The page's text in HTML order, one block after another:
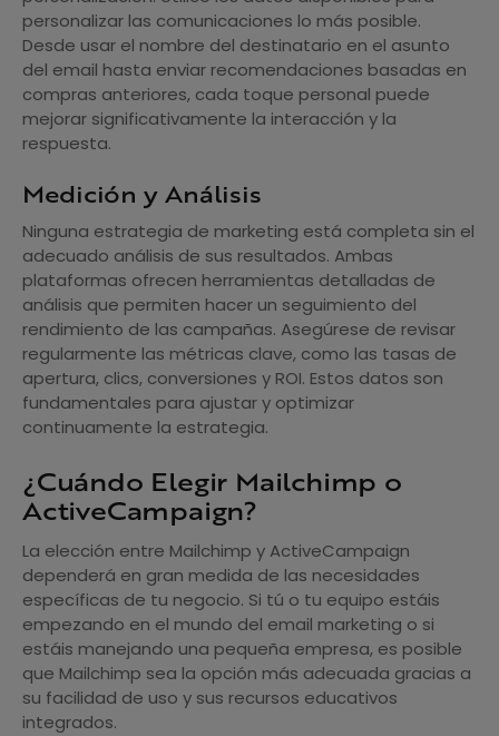
personalizar las comunicaciones lo más posible.
Desde usar el nombre del destinatario en el asunto
del email hasta enviar recomendaciones basadas en
compras anteriores, cada toque personal puede
mejorar significativamente la interacción y la
respuesta.
Medición y Análisis
Ninguna estrategia de marketing está completa sin el
adecuado análisis de sus resultados. Ambas
plataformas ofrecen herramientas detalladas de
análisis que permiten hacer un seguimiento del
rendimiento de las campañas. Asegúrese de revisar
regularmente las métricas clave, como las tasas de
apertura, clics, conversiones y ROI. Estos datos son
fundamentales para ajustar y optimizar
continuamente la estrategia.
¿Cuándo Elegir Mailchimp o
ActiveCampaign?
La elección entre Mailchimp y ActiveCampaign
dependerá en gran medida de las necesidades
específicas de tu negocio. Si tú o tu equipo estáis
empezando en el mundo del email marketing o si
estáis manejando una pequeña empresa, es posible
que Mailchimp sea la opción más adecuada gracias a
su facilidad de uso y sus recursos educativos
integrados.